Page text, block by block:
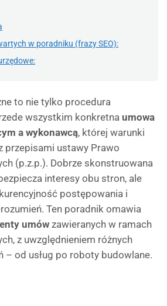
w poradniku (frazy SEO):
to nie tylko procedura
wszystkim konkretna umowa
a wykonawcą, której warunki
przepisami ustawy Prawo
(p.z.p.). Dobrze skonstruowana
interesy obu stron, ale
postępowania i
Ten poradnik omawia
umów zawieranych w ramach
z uwzględnieniem różnych
– od usług po roboty budowlane.